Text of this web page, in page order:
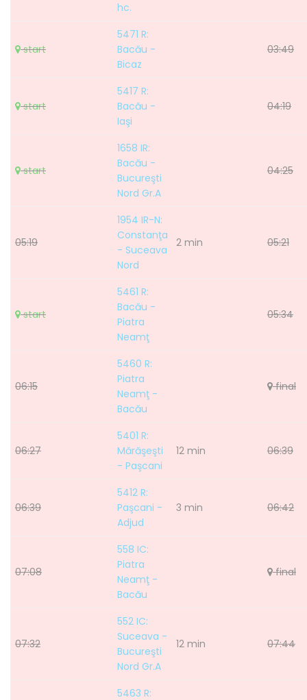
hc.
start
5471 R:
Bacău -
Bicaz
03:49
start
5417 R:
Bacău -
Iaşi
04:19
start
1658 IR:
Bacău -
Bucureşti
Nord Gr.A
04:25
05:19
1954 IR-N:
Constanţa
- Suceava
Nord
2 min 05:21
start
5461 R:
Bacău -
Piatra
Neamţ
05:34
06:15
5460 R:
Piatra
Neamţ -
Bacău
final
06:27
5401 R:
Mărăşeşti
- Paşcani
12 min 06:39
06:39
5412 R:
Paşcani -
Adjud
3 min 06:42
07:08
558 IC:
Piatra
Neamţ -
Bacău
final
07:32
552 IC:
Suceava -
Bucureşti
Nord Gr.A
12 min 07:44
5463 R: